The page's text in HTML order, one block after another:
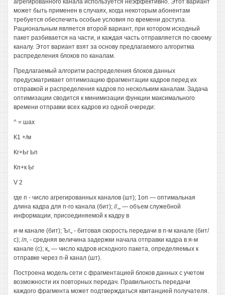
агрегированного канала используется неэффективно. Этот вариант
может быть применен в случаях, когда некоторым абонентам
требуется обеспечить особые условия по времени доступа.
Рациональным является второй вариант, при котором исходный
пакет разбивается на части, и каждая часть отправляется по своему
каналу. Этот вариант взят за основу предлагаемого алгоритма
распределения блоков по каналам.
Предлагаемый алгоритм распределения блоков данных
предусматривает оптимизацию фрагментации кадров перед их
отправкой и распределения кадров по нескольким каналам. Задача
оптимизации сводится к минимизации функции максимального
времени отправки всех кадров из одной очереди:
^ = шах
К1 +/м
Кг+Ьг Ьп
Кп+к Ьг
V 2
где п - число агрегированных каналов (шт); 1оп — оптимальная
длина кадра для п-го канала (бит); //,„ — объем служебной
информации, присоединяемой к кадру в
и-м канале (бит); Ъг„ - битовая скорость передачи в п-м канале (бит/
с); /л, - средняя величина задержки начала отправки кадра в я-м
канале (с); к„ — число кадров исходного пакета, определяемых к
отправке через п-й канал (шт).
Построена модель сети с фрагментацией блоков данных с учетом
возможности их повторных передач. Правильность передачи
каждого фрагмента может подтверждаться квитанцией получателя.